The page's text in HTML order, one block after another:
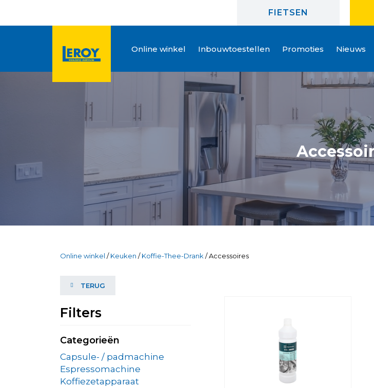
FIETSEN
Online winkel Inbouwtoestellen Promoties Nieuws
Online winkel /Keuken /Koffie-Thee-Drank / Accessoires
TERUG
Filters
Categorieën
Capsule- / padmachine
Espressomachine
Koffiezetapparaat